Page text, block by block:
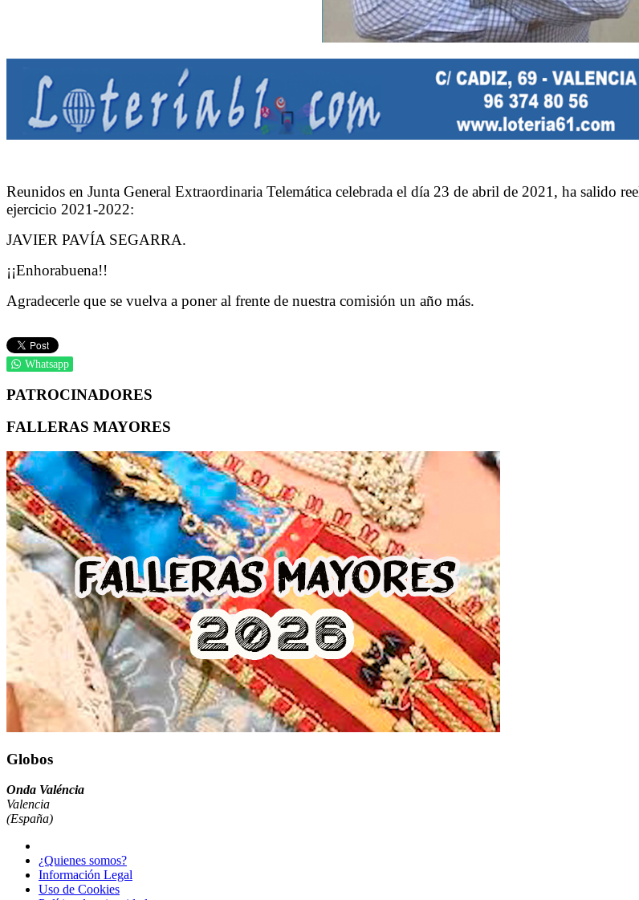
Reunidos en Junta General Extraordinaria Telemática celebrada el día 23 de abril de 2021, ha salido
ejercicio 2021-2022:
JAVIER PAVÍA SEGARRA.
¡¡Enhorabuena!!
Agradecerle que se vuelva a poner al frente de nuestra comisión un año más.
Whatsapp
PATROCINADORES
FALLERAS MAYORES
Globos
Onda Valéncia
Valencia
(España)
¿Quienes somos?
Información Legal
Uso de Cookies